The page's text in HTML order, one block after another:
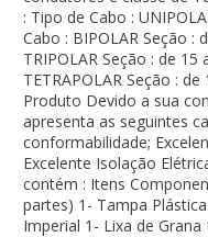
: Tipo de Cabo :
Cabo : BIPOLAR Seção :
TRIPOLAR Seção : de
TETRAPOLAR Seção :
Produto Devido a sua
apresenta as seguintes
conformabilidade;
Excelente Isolação
contém : Itens
partes) 1- Tampa
Imperial 1- Lixa de